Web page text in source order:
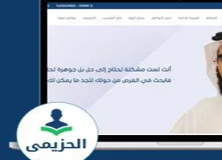
المدرب ياسر الحزيمي
التفاصيل